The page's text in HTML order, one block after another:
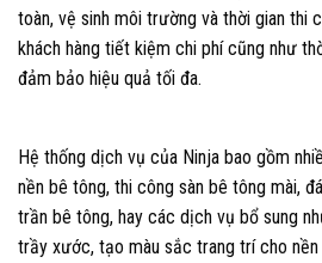
toàn, vệ sinh môi trường và thời gian thi
khách hàng tiết kiệm chi phí cũng như
đảm bảo hiệu quả tối đa.
Hệ thống dịch vụ của Ninja bao gồm
nền bê tông, thi công sàn bê tông mài,
trần bê tông, hay các dịch vụ bổ sung
trầy xước, tạo màu sắc trang trí cho